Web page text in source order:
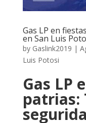
Gas LP en
en San Luis
by Gaslink2019 |
Luis Potosi
Gas LP
patrias: